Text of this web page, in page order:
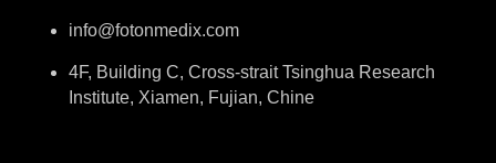
info@fotonmedix.com
4F, Building C, Cross-strait Tsinghua Research
Institute, Xiamen, Fujian, Chine